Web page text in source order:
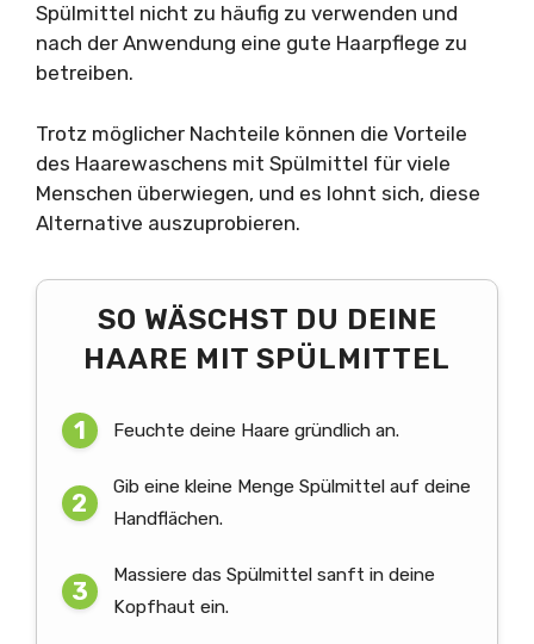
Spülmittel nicht zu häufig zu verwenden und
nach der Anwendung eine gute Haarpflege zu
betreiben.
Trotz möglicher Nachteile können die Vorteile
des Haarewaschens mit Spülmittel für viele
Menschen überwiegen, und es lohnt sich, diese
Alternative auszuprobieren.
SO WÄSCHST DU DEINE
HAARE MIT SPÜLMITTEL
Feuchte deine Haare gründlich an.
Gib eine kleine Menge Spülmittel auf deine
Handflächen.
Massiere das Spülmittel sanft in deine
Kopfhaut ein.